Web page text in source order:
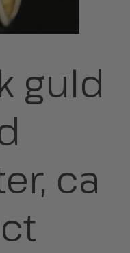
guld
ca